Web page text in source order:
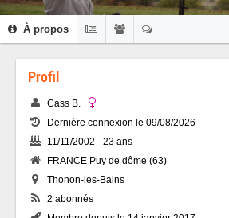
À propos
Profil
Cass B.
Dernière connexion le 09/08/2026
11/11/2002 - 23 ans
FRANCE Puy de dôme (63)
Thonon-les-Bains
2 abonnés